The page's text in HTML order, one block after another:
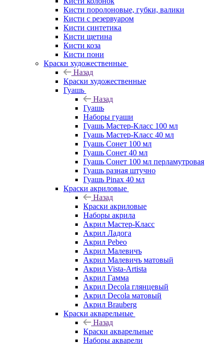
Кисти поролоновые, губки, валики
Кисти с резервуаром
Кисти синтетика
Кисти щетина
Кисти коза
Кисти пони
Краски художественные
Назад
Краски художественные
Гуашь
Назад
Гуашь
Наборы гуаши
Гуашь Мастер-Класс 100 мл
Гуашь Мастер-Класс 40 мл
Гуашь Сонет 100 мл
Гуашь Сонет 40 мл
Гуашь Сонет 100 мл перламутровая
Гуашь разная штучно
Гуашь Pinax 40 мл
Краски акриловые
Назад
Краски акриловые
Наборы акрила
Акрил Мастер-Класс
Акрил Ладога
Акрил Pebeo
Акрил Малевичъ
Акрил Малевичъ матовый
Акрил Vista-Artista
Акрил Гамма
Акрил Decola глянцевый
Акрил Decola матовый
Акрил Brauberg
Краски акварельные
Назад
Краски акварельные
Наборы акварели